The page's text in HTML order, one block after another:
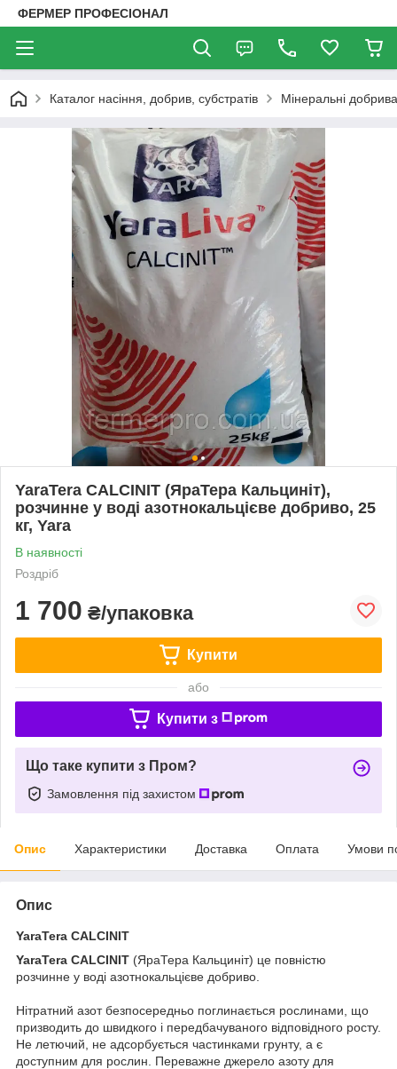
ФЕРМЕР ПРОФЕСІОНАЛ
Каталог насіння, добрив, субстратів Мінеральні
YaraTera CALCINIT (ЯраТера Кальциніт),
розчинне у воді азотнокальцієве добриво, 25
кг, Yara
В наявності
Роздріб
1 700 ₴/упаковка
Купити
або
Купити з
Що таке купити з Пром?
Замовлення під захистом
Опис Характеристики Доставка Оплата Умови
Опис
YaraTera CALCINIT
YaraTera CALCINIT (ЯраТера Кальциніт) це повністю
розчинне у воді азотнокальцієве добриво.
Нітратний азот безпосередньо поглинається рослинами, що
призводить до швидкого і передбачуваного відповідного росту.
Не летючий, не адсорбується частинками грунту, а є
доступним для рослин. Переважне джерело азоту для